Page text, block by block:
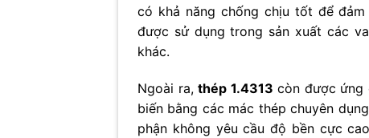
có khả năng chống chịu tốt để
được sử dụng trong sản xuất các
khác.
Ngoài ra, thép 1.4313 còn được ứng
biến bằng các mác thép chuyên
phận không yêu cầu độ bền cực